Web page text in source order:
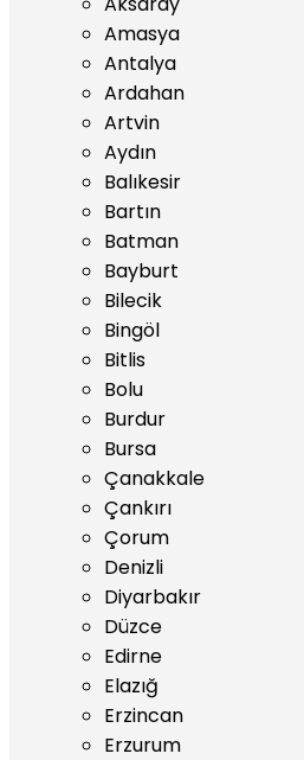
Amasya
Antalya
Ardahan
Artvin
Aydın
Balıkesir
Bartın
Batman
Bayburt
Bilecik
Bingöl
Bitlis
Bolu
Burdur
Bursa
Çanakkale
Çankırı
Çorum
Denizli
Diyarbakır
Düzce
Edirne
Elazığ
Erzincan
Erzurum